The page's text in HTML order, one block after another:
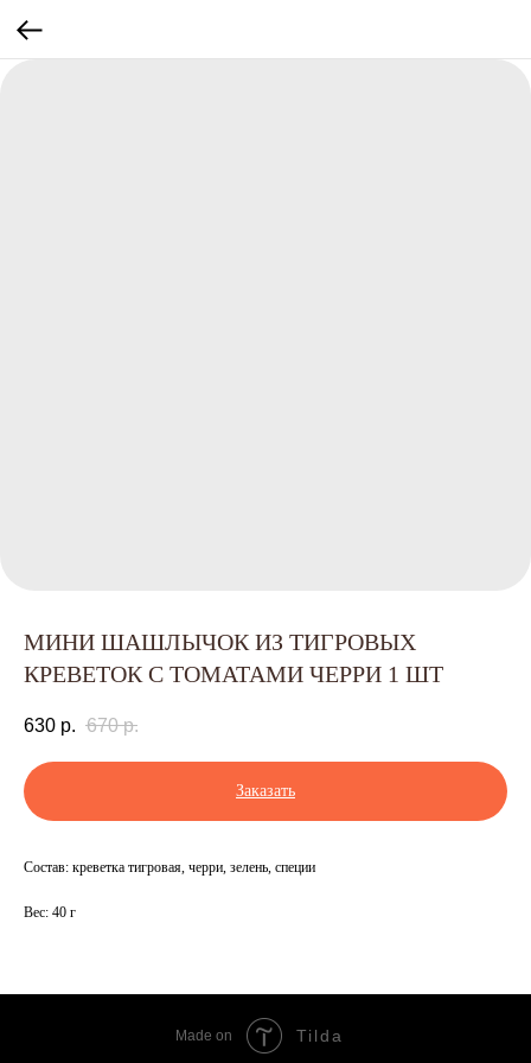
МИНИ ШАШЛЫЧОК ИЗ ТИГРОВЫХ
КРЕВЕТОК С ТОМАТАМИ ЧЕРРИ 1 ШТ
630 р. 670 р.
Заказать
Состав: креветка тигровая, черри, зелень, специи
Вес: 40 г
Made on Tilda